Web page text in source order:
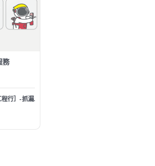
務
行］-抓漏.配管工程.Epoxy防水地板工程.